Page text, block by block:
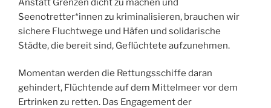
Seenotretter*innen zu kriminalisieren, brauchen wir
sichere Fluchtwege und Häfen und solidarische
Städte, die bereit sind, Geflüchtete aufzunehmen.
Momentan werden die Rettungsschiffe daran
gehindert, Flüchtende auf dem Mittelmeer vor dem
Ertrinken zu retten. Das Engagement der